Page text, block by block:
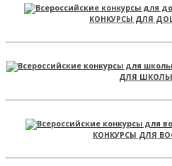
КОНКУРСЫ ДЛЯ
ДЛЯ
КОНКУРСЫ ДЛЯ